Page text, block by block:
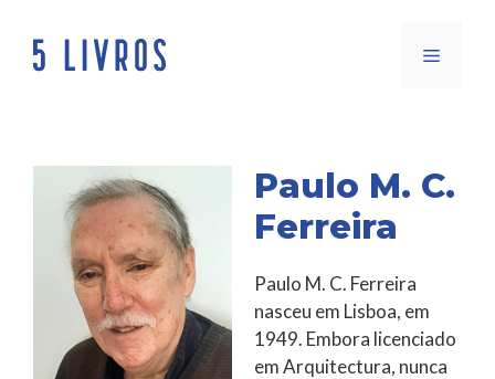
para
Menu
Paulo M. C.
Ferreira
Paulo M. C. Ferreira
nasceu em Lisboa, em
1949. Embora licenciado
em Arquitectura, nunca